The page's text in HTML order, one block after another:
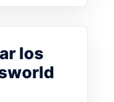
los